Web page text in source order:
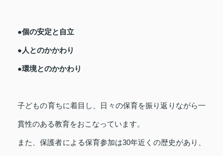
●個の安定と自立
●人とのかかわり
●環境とのかかわり
子どもの育ちに着目し、日々の保育を振り返りながら一
貫性のある教育をおこなっています。
また、保護者による保育参加は30年近くの歴史があり、